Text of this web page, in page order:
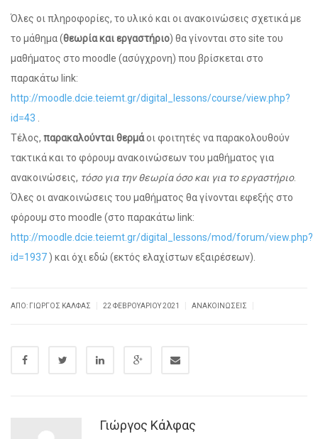
Όλες οι πληροφορίες, το υλικό και οι ανακοινώσεις σχετικά με
το μάθημα (θεωρία και εργαστήριο) θα γίνονται στο site του
μαθήματος στο moodle (ασύγχρονη) που βρίσκεται στο
παρακάτω link:
http://moodle.dcie.teiemt.gr/digital_lessons/course/view.php?
id=43
Τέλος, παρακαλούνται θερμάοι φοιτητές να παρακολουθούν
τακτικά και το φόρουμ ανακοινώσεων του μαθήματος για
ανακοινώσεις, τόσο για την θεωρία όσο και για το εργαστήριο.
Όλες οι ανακοινώσεις του μαθήματος θα γίνονται εφεξής στο
φόρουμ στο moodle (στο παρακάτω link:
http://moodle.dcie.teiemt.gr/digital_lessons/mod/forum/view.php?
id=1937 ) και όχι εδώ (εκτός ελαχίστων εξαιρέσεων).
ΑΠΌ: ΓΙΏΡΓΟΣ ΚΆΛΦΑΣ 22 ΦΕΒΡΟΥΑΡΊΟΥ 2021 ΑΝΑΚΟΙΝΏΣΕΙΣ
Γιώργος Κάλφας